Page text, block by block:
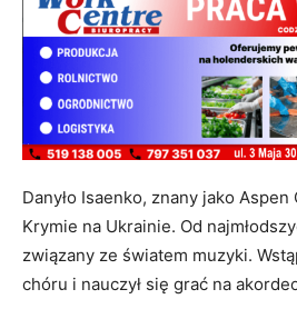
Danyło Isaenko, znany jako
Krymie na Ukrainie. Od
związany ze światem muzyki.
chóru i nauczył się grać na